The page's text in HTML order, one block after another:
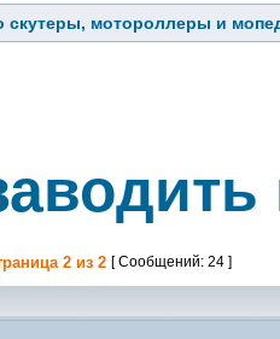
скутеры, мотороллеры и
2 из 2 [ Сообщений: 24 ]